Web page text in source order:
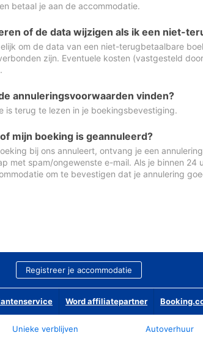
betaal je aan de accommodatie.
of de data wijzigen als ik een niet-
om de data van een niet-terugbetaalbare
zijn. Eventuele kosten (vastgesteld
annuleringsvoorwaarden vinden?
is terug te lezen in je boekingsbevestiging.
mijn boeking is geannuleerd?
bij ons annuleert, ontvang je een
met spam/ongewenste e-mail. Als je binnen
om te bevestigen dat je annulering
Registreer je accommodatie
Word affiliatepartner
Unieke verblijven
Autoverhuur